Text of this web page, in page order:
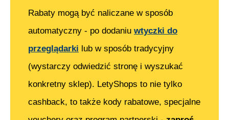
Rabaty mogą być naliczane w sposób
automatyczny - po dodaniu wtyczki do
przeglądarki lub w sposób tradycyjny
(wystarczy odwiedzić stronę i wyszukać
konkretny sklep). LetyShops to nie tylko
cashback, to także kody rabatowe, specjalne